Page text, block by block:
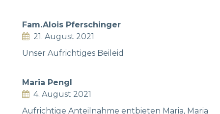
Fam.Alois Pferschinger
21. August 2021
Unser Aufrichtiges Beileid
Maria Pengl
4. August 2021
Aufrichtige Anteilnahme entbieten Maria, Maria